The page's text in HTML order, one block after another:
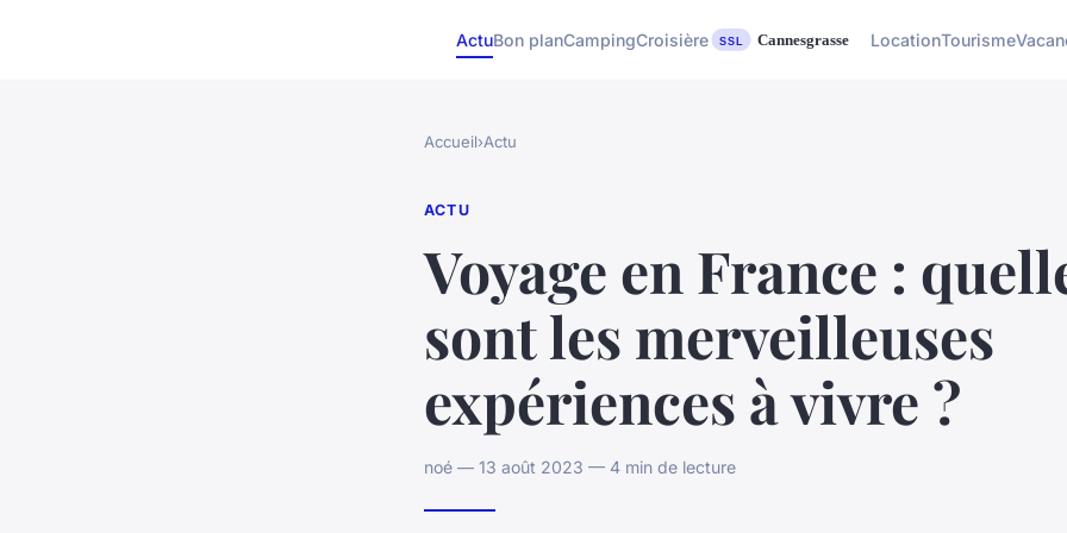
ActuBon planCampingCroisière LocationTourisme
Accueil›Actu
ACTU
Voyage en France :
sont les merveilleuses
expériences à vivre ?
noé — 13 août 2023 — 4 min de lecture